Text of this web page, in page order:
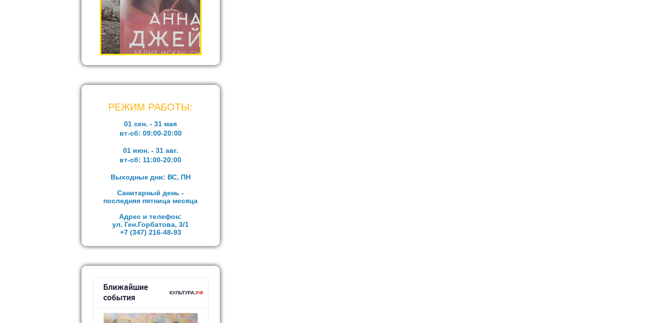
РЕЖИМ РАБОТЫ:
01 сен. - 31 мая
вт-сб: 09:00-20:00
01 июн. - 31 авг.
вт-сб: 11:00-20:00
Выходные дни: ВС, ПН
Санитарный день -
последняя пятница месяца
Адрес и телефон:
ул. Ген.Горбатова, 3/1
+7 (347) 216-48-93